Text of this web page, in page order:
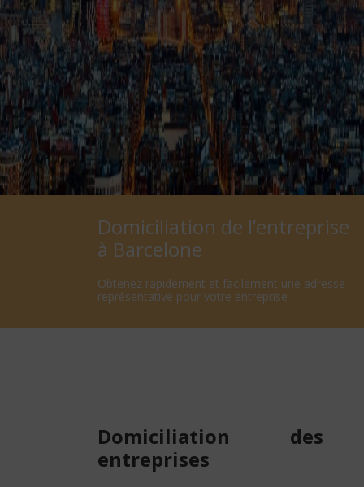
Domiciliation de l’entreprise
à Barcelone
Obtenez rapidement et facilement une adresse
représentative pour votre entreprise
Domiciliation des
entreprises